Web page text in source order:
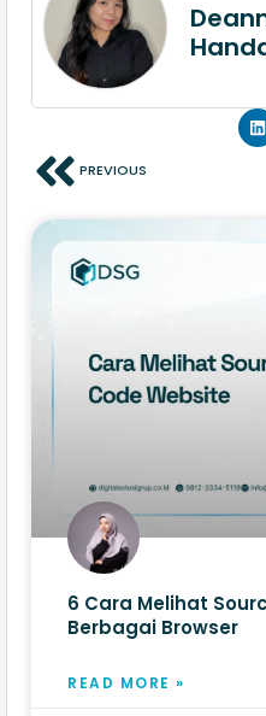
PREVIOUS
6 Cara Melihat
Berbagai Browser
READ MORE »